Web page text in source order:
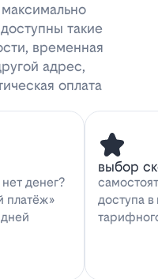
такие
временная
адрес,
оплата
денег?
платёж»
выбор
доступа